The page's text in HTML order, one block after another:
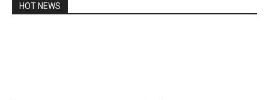
HOT NEWS